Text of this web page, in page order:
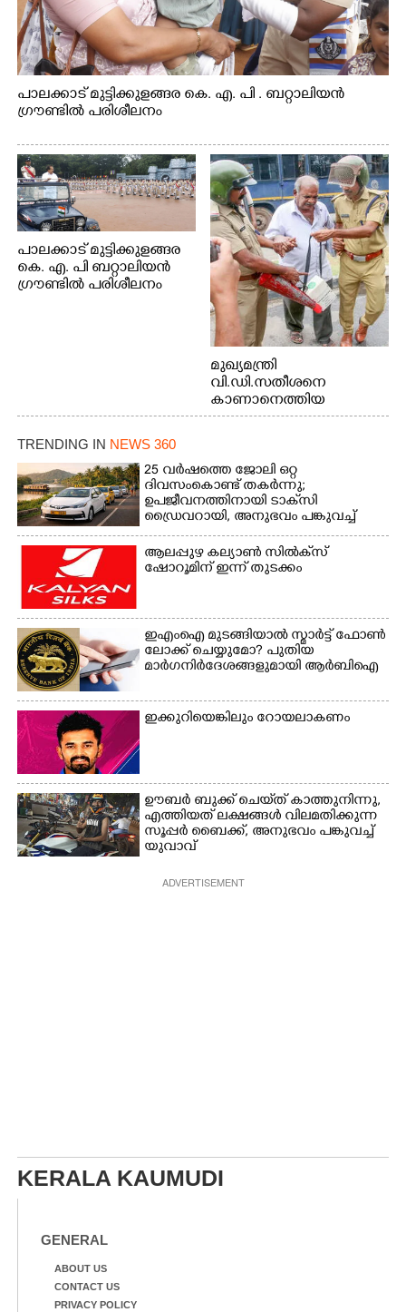
പാലക്കാട് മുട്ടിക്കുളങ്ങര കെ. എ. പി . ബറ്റാലിയൻ
ഗ്രൗണ്ടിൽ പരിശീലനം
പാലക്കാട് മുട്ടിക്കുളങ്ങര
കെ. എ. പി ബറ്റാലിയൻ
ഗ്രൗണ്ടിൽ പരിശീലനം
മുഖ്യമന്ത്രി
വി.ഡി.സതീശനെ
കാണാനെത്തിയ
മോഹനൻ നായർ
TRENDING IN NEWS 360
25 വർഷത്തെ ജോലി ഒറ്റ
ദിവസംകൊണ്ട് തകർന്നു;
ഉപജീവനത്തിനായി ടാക്‌സി
ഡ്രൈവറായി,​ അനുഭവം പങ്കുവച്ച്
യുവതി
ആലപ്പുഴ കല്യാൺ സിൽക്‌സ്
ഷോറൂമിന് ഇന്ന് തുടക്കം
ഇഎംഐ മുടങ്ങിയാൽ സ്മാർട്ട് ഫോൺ
ലോക്ക് ചെയ്യുമോ? പുതിയ
മാർഗനിർദേശങ്ങളുമായി ആർബിഐ
ഇക്കുറിയെങ്കിലും റോയലാകണം
ഊബർ ബുക്ക് ചെയ്‌ത് കാത്തുനിന്നു,​
എത്തിയത് ലക്ഷങ്ങൾ വിലമതിക്കുന്ന
സൂപ്പർ ബൈക്ക്,​ അനുഭവം പങ്കുവച്ച്
യുവാവ്
ADVERTISEMENT
KERALA KAUMUDI
GENERAL
ABOUT US
CONTACT US
PRIVACY POLICY